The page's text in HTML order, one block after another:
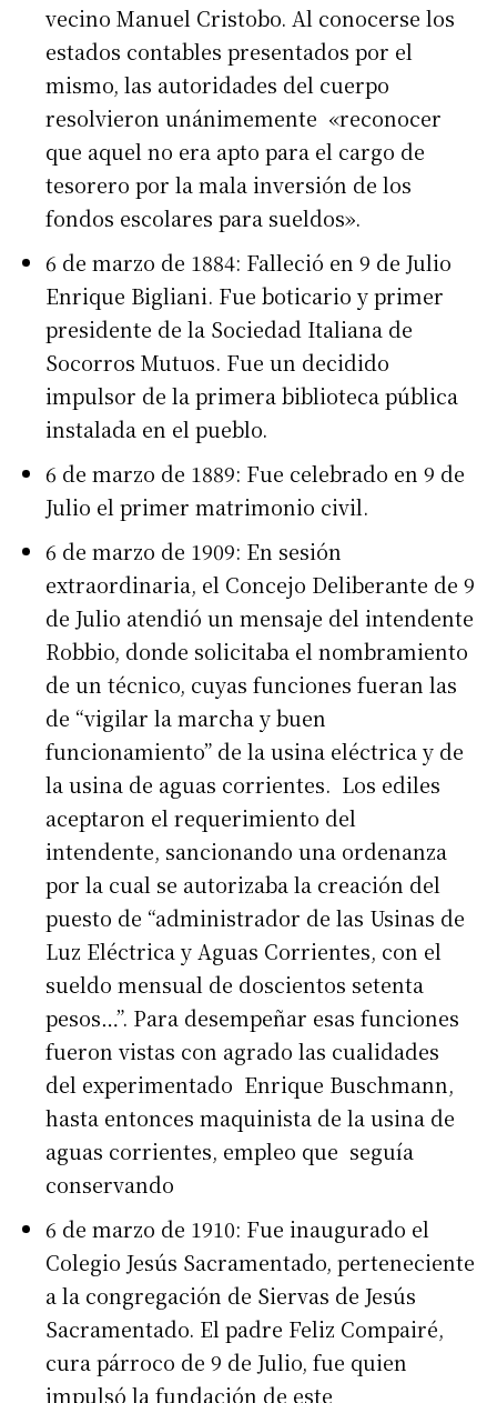
vecino Manuel Cristobo. Al conocerse los
estados contables presentados por el
mismo, las autoridades del cuerpo
resolvieron unánimemente «reconocer
que aquel no era apto para el cargo de
tesorero por la mala inversión de los
fondos escolares para sueldos».
6 de marzo de 1884: Falleció en 9 de Julio
Enrique Bigliani. Fue boticario y primer
presidente de la Sociedad Italiana de
Socorros Mutuos. Fue un decidido
impulsor de la primera biblioteca pública
instalada en el pueblo.
6 de marzo de 1889: Fue celebrado en 9 de
Julio el primer matrimonio civil.
6 de marzo de 1909: En sesión
extraordinaria, el Concejo Deliberante de 9
de Julio atendió un mensaje del intendente
Robbio, donde solicitaba el nombramiento
de un técnico, cuyas funciones fueran las
de “vigilar la marcha y buen
funcionamiento” de la usina eléctrica y de
la usina de aguas corrientes. Los ediles
aceptaron el requerimiento del
intendente, sancionando una ordenanza
por la cual se autorizaba la creación del
puesto de “administrador de las Usinas de
Luz Eléctrica y Aguas Corrientes, con el
sueldo mensual de doscientos setenta
pesos…”. Para desempeñar esas funciones
fueron vistas con agrado las cualidades
del experimentado Enrique Buschmann,
hasta entonces maquinista de la usina de
aguas corrientes, empleo que seguía
conservando
6 de marzo de 1910: Fue inaugurado el
Colegio Jesús Sacramentado, perteneciente
a la congregación de Siervas de Jesús
Sacramentado. El padre Feliz Compairé,
cura párroco de 9 de Julio, fue quien
impulsó la fundación de este